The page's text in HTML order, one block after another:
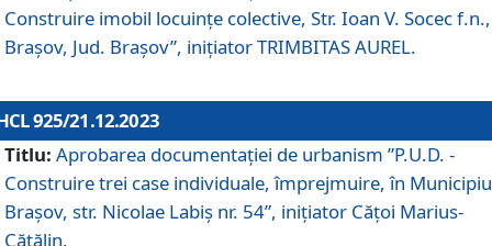
Construire imobil locuințe colective, Str. Ioan V. Socec f.n.,
Brașov, Jud. Brașov”, inițiator TRIMBITAS AUREL.
925/21.12.2023
Titlu: Aprobarea documentaţiei de urbanism ”P.U.D. -
Construire trei case individuale, împrejmuire, în
Brașov, str. Nicolae Labiș nr. 54”, inițiator Cățoi Marius-
Cătălin.